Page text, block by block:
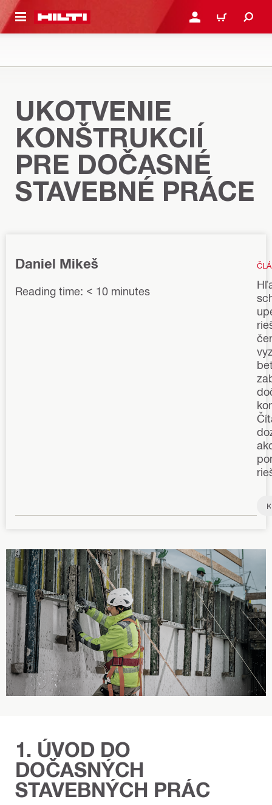
HLAVNÝ OBSAH PRIHLÁSIŤ ALEBO
KOŠÍK
UKOTVENIE
KONŠTRUKCIÍ
PRE DOČASNÉ
STAVEBNÉ PRÁCE
Daniel Mikeš
Reading time: < 10 minutes
K
1. ÚVOD DO
DOČASNÝCH
STAVEBNÝCH PRÁC